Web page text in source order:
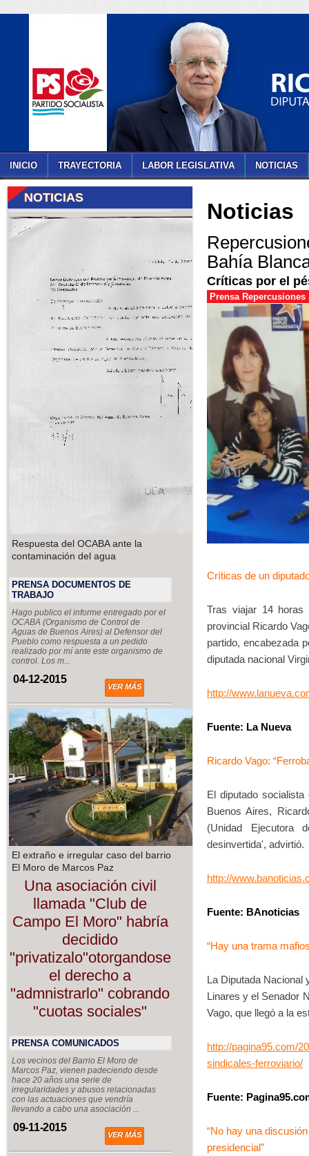
INICIO TRAYECTORIA LABOR LEGISLATIVA NOTICIAS
NOTICIAS
Respuesta del OCABA ante la
contaminación del agua
PRENSA DOCUMENTOS DE
TRABAJO
Hago publico el informe entregado por el
OCABA (Organismo de Control de
Aguas de Buenos Aires) al Defensor del
Pueblo como respuesta a un pedido
realizado por mí ante este organismo de
control. Los m...
04-12-2015
VER MÁS
El extraño e irregular caso del barrio
El Moro de Marcos Paz
Una asociación civil
llamada "Club de
Campo El Moro" habría
decidido
"privatizalo"otorgandose
el derecho a
"admnistrarlo" cobrando
"cuotas sociales"
PRENSA COMUNICADOS
Los vecinos del Barrio El Moro de
Marcos Paz, vienen padeciendo desde
hace 20 años una serie de
irregularidades y abusos relacionadas
con las actuaciones que vendría
llevando a cabo una asociación ...
09-11-2015
VER MÁS
Noticias
Bahía
Críticas por el
Prensa Repercusiones
Críticas de un
Tras viajar 14 horas
provincial Ricardo
partido, encabezada
diputada nacional
http://
Fuente: La Nueva
Ricardo Vago:
El diputado
Buenos Aires,
(Unidad Ejecutora
desinvertida', advirtió.
http://
Fuente: BAnoticias
“Hay una trama
La Diputada Nacional
Linares y el Senador
Vago, que llegó a la
http://pagina95.com/
sindicales-ferroviario/
Fuente:
“No hay una
presidencial”